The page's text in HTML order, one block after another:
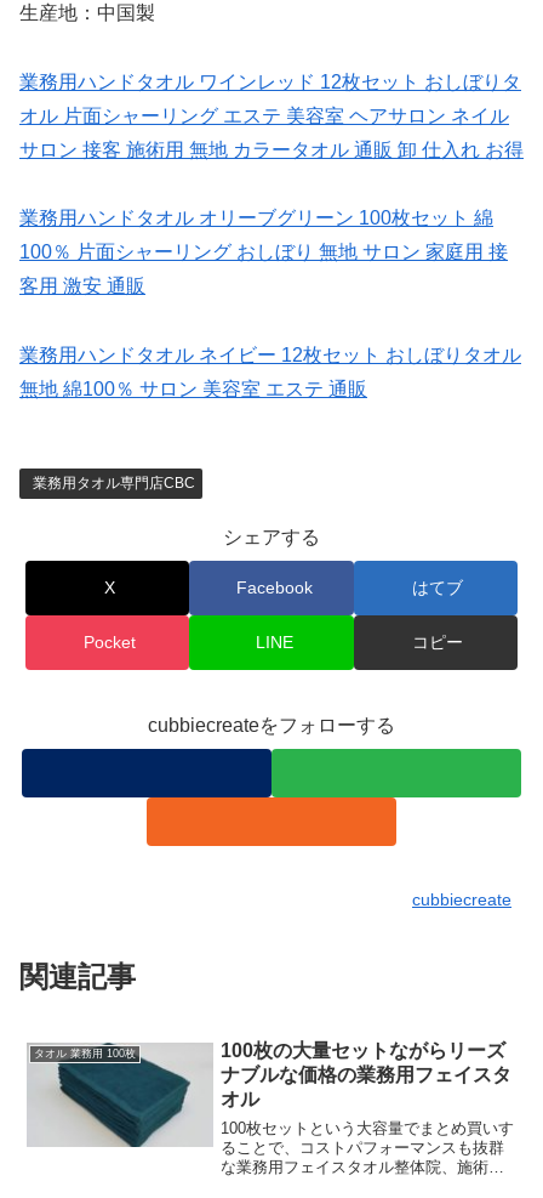
生産地：中国製
業務用ハンドタオル ワインレッド 12枚セット おしぼりタ
オル 片面シャーリング エステ 美容室 ヘアサロン ネイル
サロン 接客 施術用 無地 カラータオル 通販 卸 仕入れ お得
業務用ハンドタオル オリーブグリーン 100枚セット 綿
100％ 片面シャーリング おしぼり 無地 サロン 家庭用 接
客用 激安 通販
業務用ハンドタオル ネイビー 12枚セット おしぼりタオル
無地 綿100％ サロン 美容室 エステ 通販
業務用タオル専門店CBC
シェアする
X Facebook はてブ
Pocket LINE コピー
cubbiecreateをフォローする
cubbiecreate
関連記事
タオル 業務用 100枚
100枚の大量セットながらリーズ
ナブルな価格の業務用フェイスタ
オル
100枚セットという大容量でまとめ買いす
ることで、コストパフォーマンスも抜群
な業務用フェイスタオル整体院、施術用